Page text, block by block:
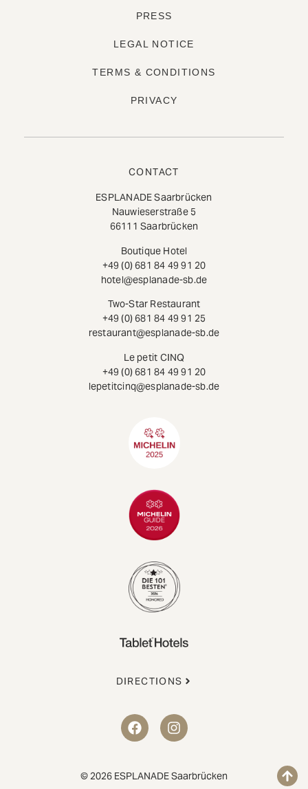
PRESS
LEGAL NOTICE
TERMS & CONDITIONS
PRIVACY
CONTACT
ESPLANADE Saarbrücken
Nauwieserstraße 5
66111 Saarbrücken
Boutique Hotel
+49 (0) 681 84 49 91 20
hotel@esplanade-sb.de
Two-Star Restaurant
+49 (0) 681 84 49 91 25
restaurant@esplanade-sb.de
Le petit CINQ
+49 (0) 681 84 49 91 20
lepetitcinq@esplanade-sb.de
DIRECTIONS
© 2026 ESPLANADE Saarbrücken